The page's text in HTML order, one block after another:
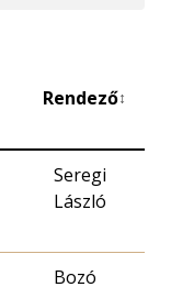
Rendező↕
Seregi
László
Bozó